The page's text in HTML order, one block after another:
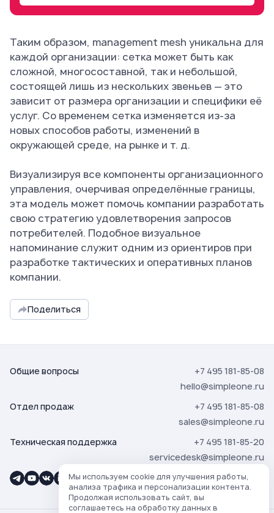
Таким образом, management mesh уникальна для
каждой организации: сетка может быть как
сложной, многосоставной, так и небольшой,
состоящей лишь из нескольких звеньев — это
зависит от размера организации и специфики её
услуг. Со временем сетка изменяется из-за
новых способов работы, изменений в
окружающей среде, на рынке и т. д.
Визуализируя все компоненты организационного
управления, очерчивая определённые границы,
эта модель может помочь компании разработать
свою стратегию удовлетворения запросов
потребителей. Подобное визуальное
напоминание служит одним из ориентиров при
разработке тактических и оперативных планов
компании.
Поделиться
Мы используем cookie для улучшения работы,
анализа трафика и персонализации контента.
Продолжая использовать сайт, вы
соглашаетесь на обработку данных в
Общие вопросы
+7 495 181-85-08
hello@simpleone.ru
Отдел продаж
+7 495 181-85-08
sales@simpleone.ru
Техническая поддержка
+7 495 181-85-20
servicedesk@simpleone.ru